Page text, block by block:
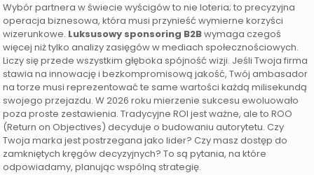
Wybór partnera w świecie wyścigów to nie loteria; to precyzyjna
operacja biznesowa, która musi przynieść wymierne korzyści
wizerunkowe. Luksusowy sponsoring B2Bwymaga czegoś
więcej niż tylko analizy zasięgów w mediach społecznościowych.
Liczy się przede wszystkim głęboka spójność wizji. Jeśli Twoja firma
stawia na innowację i bezkompromisową jakość, Twój ambasador
na torze musi reprezentować te same wartości każdą milisekundą
swojego przejazdu. W 2026 roku mierzenie sukcesu ewoluowało
poza proste zestawienia. Tradycyjne ROI jest ważne, ale to ROO
(Return on Objectives) decyduje o budowaniu autorytetu. Czy
Twoja marka jest postrzegana jako lider? Czy masz dostęp do
zamkniętych kręgów decyzyjnych? To są pytania, na które
odpowiadamy, planując wspólną strategię.